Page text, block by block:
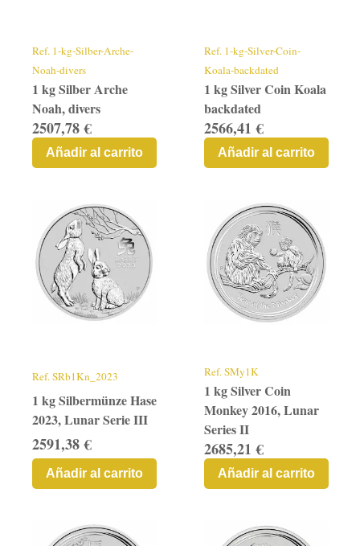
Ref. 1-kg-Silber-Arche-
Noah-divers
1 kg Silber Arche
Noah, divers
2507,78 €
Añadir al carrito
Ref. 1-kg-Silver-Coin-
Koala-backdated
1 kg Silver Coin Koala
backdated
2566,41 €
Añadir al carrito
Ref.SRb1Kn_2023
1 kg Silbermünze Hase
2023, Lunar Serie III
2591,38 €
Añadir al carrito
Ref.SMy1K
1 kg Silver Coin
Monkey 2016, Lunar
Series II
2685,21 €
Añadir al carrito